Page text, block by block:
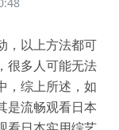
，以上方法都可
很多人可能无法
，综上所述，如
是流畅观看日本